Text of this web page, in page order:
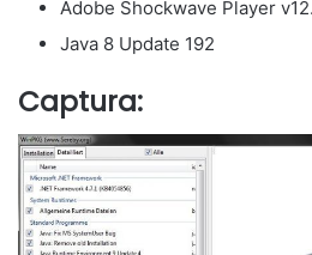
Adobe Shockwave Player
Java 8 Update 192
Captura: